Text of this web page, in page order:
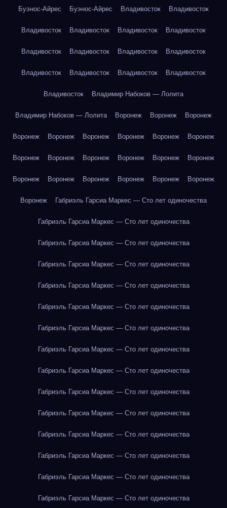
Буэнос-Айрес Буэнос-Айрес Владивосток Владивосток
Владивосток Владивосток Владивосток Владивосток
Владивосток Владивосток Владивосток Владивосток
Владивосток Владивосток Владивосток Владивосток
Владивосток Владимир Набоков — Лолита
Владимир Набоков — Лолита Воронеж Воронеж Воронеж
Воронеж Воронеж Воронеж Воронеж Воронеж Воронеж
Воронеж Воронеж Воронеж Воронеж Воронеж Воронеж
Воронеж Воронеж Воронеж Воронеж Воронеж Воронеж
Воронеж Габриэль Гарсиа Маркес — Сто лет одиночества
Габриэль Гарсиа Маркес — Сто лет одиночества
Габриэль Гарсиа Маркес — Сто лет одиночества
Габриэль Гарсиа Маркес — Сто лет одиночества
Габриэль Гарсиа Маркес — Сто лет одиночества
Габриэль Гарсиа Маркес — Сто лет одиночества
Габриэль Гарсиа Маркес — Сто лет одиночества
Габриэль Гарсиа Маркес — Сто лет одиночества
Габриэль Гарсиа Маркес — Сто лет одиночества
Габриэль Гарсиа Маркес — Сто лет одиночества
Габриэль Гарсиа Маркес — Сто лет одиночества
Габриэль Гарсиа Маркес — Сто лет одиночества
Габриэль Гарсиа Маркес — Сто лет одиночества
Габриэль Гарсиа Маркес — Сто лет одиночества
Габриэль Гарсиа Маркес — Сто лет одиночества